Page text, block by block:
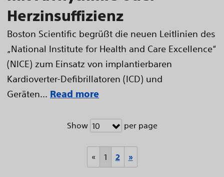
Herzinsuffizienz
Boston Scientific begrüßt die neuen Leitlinien des
„National Institute for Health and Care Excellence“
(NICE) zum Einsatz von implantierbaren
Kardioverter-Defibrillatoren (ICD) und
Geräten... Read more
Show 10 per page
« 1 2 »